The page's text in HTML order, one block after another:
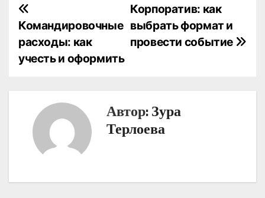
Н
а
в
и
Корпоратив: как
выбрать формат и
провести событие
Командировочные
расходы: как
учесть и оформить
Автор: Зура
Терлоева